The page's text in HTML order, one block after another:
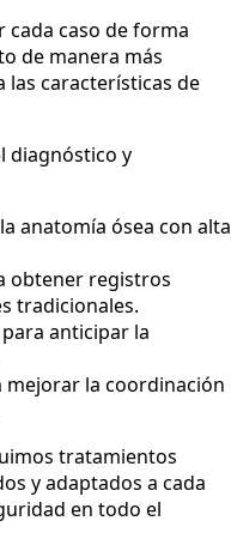
cada caso de forma
de manera más
las características de
diagnóstico y
anatomía ósea con alta
obtener registros
tradicionales.
anticipar la
mejorar la coordinación
tratamientos
y adaptados a cada
en todo el